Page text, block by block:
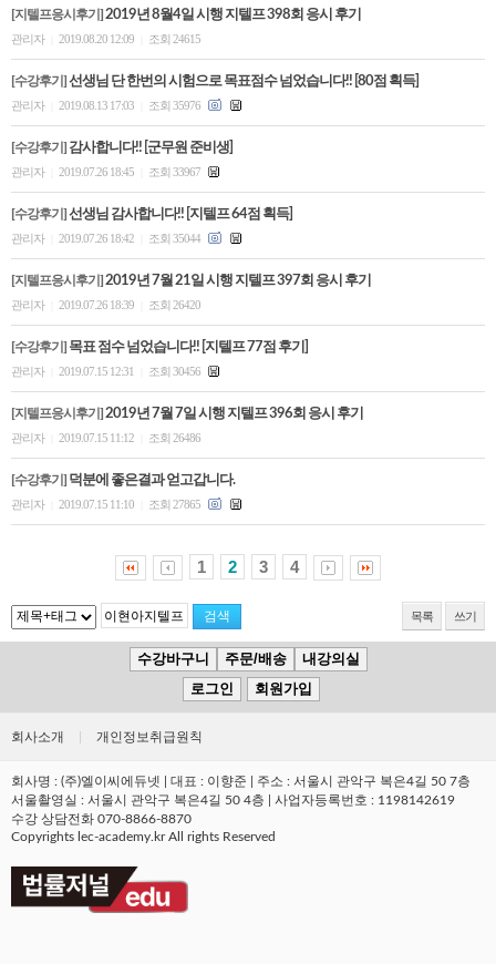
[지텔프응시후기] 2019년 8월4일 시행 지텔프 398회 응시 후기
관리자 2019.08.20 12:09 조회 24615
[수강후기] 선생님 단 한번의 시험으로 목표점수 넘었습니다!! [80점 획득]
관리자 2019.08.13 17:03 조회 35976
[수강후기] 감사합니다!! [군무원 준비생]
관리자 2019.07.26 18:45 조회 33967
[수강후기] 선생님 감사합니다!! [지텔프 64점 획득]
관리자 2019.07.26 18:42 조회 35044
[지텔프응시후기] 2019년 7월 21일 시행 지텔프 397회 응시 후기
관리자 2019.07.26 18:39 조회 26420
[수강후기] 목표 점수 넘었습니다!! [지텔프 77점 후기]
관리자 2019.07.15 12:31 조회 30456
[지텔프응시후기] 2019년 7월 7일 시행 지텔프 396회 응시 후기
관리자 2019.07.15 11:12 조회 26486
[수강후기] 덕분에 좋은결과 얻고갑니다.
관리자 2019.07.15 11:10 조회 27865
1 2 3 4
목록 쓰기
수강바구니 주문/배송
내강의실
로그인
회원가입
회사소개 개인정보취급원칙
회사명 : (주)엘이씨에듀넷 | 대표 : 이향준 | 주소 : 서울시 관악구 복은4길 50 7층
서울촬영실 : 서울시 관악구 복은4길 50 4층 | 사업자등록번호 : 1198142619
수강 상담전화 070-8866-8870
Copyrights lec-academy.kr All rights Reserved